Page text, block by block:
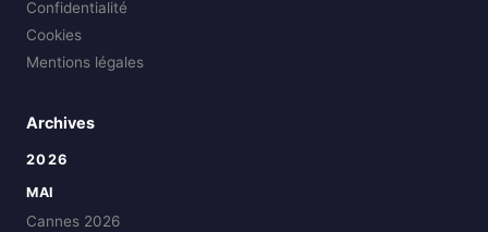
Confidentialité
Cookies
Mentions légales
Archives
2026
MAI
Cannes 2026